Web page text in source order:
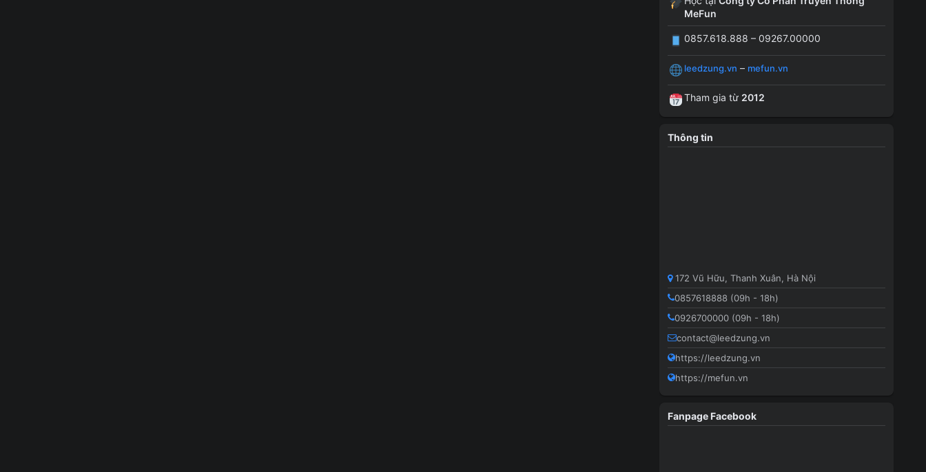
MeFun
0857.618.888 – 09267.00000
leedzung.vn – mefun.vn
Tham gia từ 2012
Thông tin
172 Vũ Hữu, Thanh Xuân, Hà Nội
0857618888 (09h - 18h)
0926700000 (09h - 18h)
contact@leedzung.vn
https://leedzung.vn
https://mefun.vn
Fanpage Facebook